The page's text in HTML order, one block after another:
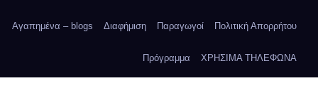
Αγαπημένα – blogs Διαφήμιση Παραγωγοί Πολιτική Απορρήτου
Πρόγραμμα ΧΡΗΣΙΜΑ ΤΗΛΕΦΩΝΑ